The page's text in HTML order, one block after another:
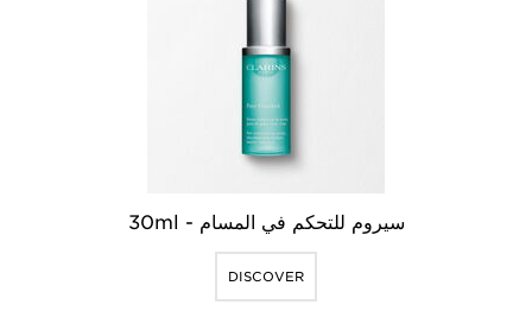
30ml - سيروم للتحكم في المسام
DISCOVER